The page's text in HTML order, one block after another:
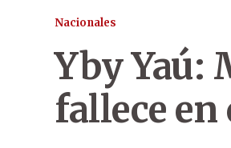
Nacionales
Yby Yaú:
fallece